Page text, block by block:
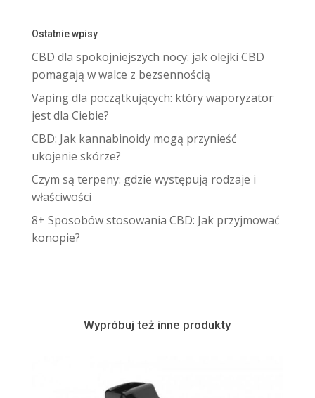
Ostatnie wpisy
CBD dla spokojniejszych nocy: jak olejki CBD
pomagają w walce z bezsennością
Vaping dla początkujących: który waporyzator
jest dla Ciebie?
CBD: Jak kannabinoidy mogą przynieść
ukojenie skórze?
Czym są terpeny: gdzie występują rodzaje i
właściwości
8+ Sposobów stosowania CBD: Jak przyjmować
konopie?
Wypróbuj też inne produkty